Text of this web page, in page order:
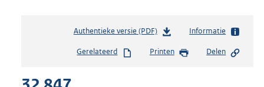
Authentieke versie (PDF)b
s
Informatie
Gerelateerd Printen Delen